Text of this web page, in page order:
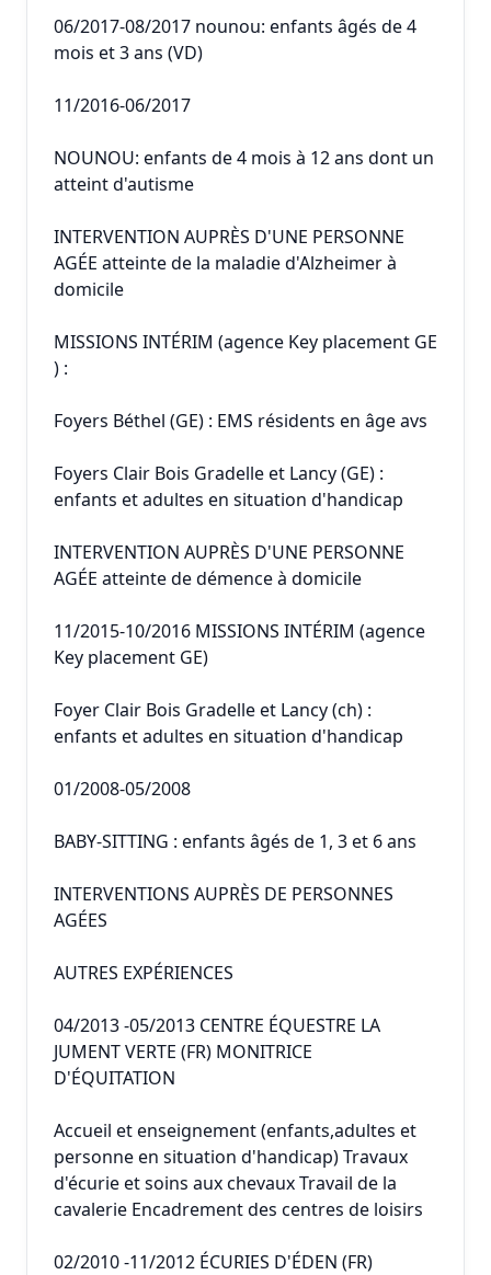
06/2017-08/2017 nounou: enfants âgés de 4
mois et 3 ans (VD)
11/2016-06/2017
NOUNOU: enfants de 4 mois à 12 ans dont un
atteint d'autisme
INTERVENTION AUPRÈS D'UNE PERSONNE
AGÉE atteinte de la maladie d'Alzheimer à
domicile
MISSIONS INTÉRIM (agence Key placement GE
) :
Foyers Béthel (GE) : EMS résidents en âge avs
Foyers Clair Bois Gradelle et Lancy (GE) :
enfants et adultes en situation d'handicap
INTERVENTION AUPRÈS D'UNE PERSONNE
AGÉE atteinte de démence à domicile
11/2015-10/2016 MISSIONS INTÉRIM (agence
Key placement GE)
Foyer Clair Bois Gradelle et Lancy (ch) :
enfants et adultes en situation d'handicap
01/2008-05/2008
BABY-SITTING : enfants âgés de 1, 3 et 6 ans
INTERVENTIONS AUPRÈS DE PERSONNES
AGÉES
AUTRES EXPÉRIENCES
04/2013 -05/2013 CENTRE ÉQUESTRE LA
JUMENT VERTE (FR) MONITRICE
D'ÉQUITATION
Accueil et enseignement (enfants,adultes et
personne en situation d'handicap) Travaux
d'écurie et soins aux chevaux Travail de la
cavalerie Encadrement des centres de loisirs
02/2010 -11/2012 ÉCURIES D'ÉDEN (FR)